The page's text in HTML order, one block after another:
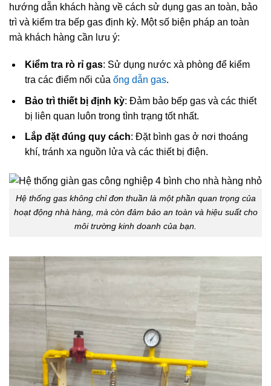
hướng dẫn khách hàng về cách sử dụng gas an toàn, bảo
trì và kiểm tra bếp gas định kỳ. Một số biện pháp an toàn
mà khách hàng cần lưu ý:
Kiểm tra rò rỉ gas: Sử dụng nước xà phòng để kiểm
tra các điểm nối của ống dẫn gas.
Bảo trì thiết bị định kỳ: Đảm bảo bếp gas và các thiết
bị liên quan luôn trong tình trạng tốt nhất.
Lắp đặt đúng quy cách: Đặt bình gas ở nơi thoáng
khí, tránh xa nguồn lửa và các thiết bị điện.
Hệ thống gas không chỉ đơn thuần là một phần quan trọng của
hoạt động nhà hàng, mà còn đảm bảo an toàn và hiệu suất cho
môi trường kinh doanh của bạn.